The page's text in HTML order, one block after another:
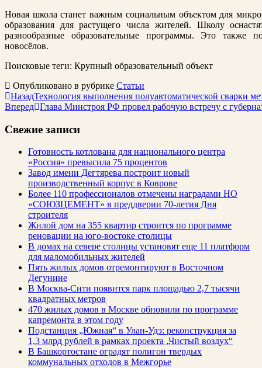
Новая школа станет важным социальным объектом для
образования для растущего числа жителей. Школу
разнообразные образовательные программы. Это также
новосёлов.
Поисковые теги: Крупный образовательный объект
Опубликовано в рубрике Статьи
НазадТехнология выполнения полуавтоматической сварки
Вперед Глава Минстроя РФ провел рабочую встречу с
Свежие записи
Готовность котлована для национального центра
«Россия» превысила 75 процентов
Завод имени Дегтярева построит новый
производственный корпус в Коврове
Более 110 профессионалов отмечены наградами НО
«СОЮЗЦЕМЕНТ» в преддверии 70-летия Дня
строителя
Жилой дом на 355 квартир строится по программе
реновации на юго-востоке столицы
В домах на севере столицы установят еще 11 платформ
для маломобильных жителей
Пять жилых домов отремонтируют в Восточном
Дегунине
В Москва-Сити появится парк площадью 2,7 тысячи
квадратных метров
470 жилых домов в Москве обновили по программе
капремонта в этом году
Подстанция „Южная“ в Улан‑Удэ: реконструкция за
1,3 млрд рублей в рамках проекта „Чистый воздух“
В Башкортостане оградят полигон твердых
коммунальных отходов в Межгорье